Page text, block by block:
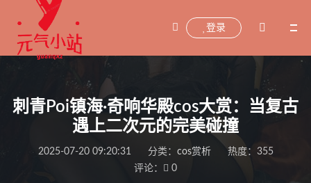
登录
刺青Poi镇海·奇响华殿cos大赏：当复古
遇上二次元的完美碰撞
2025-07-20 09:20:31 分类： cos赏析
热度：355
评论：
0